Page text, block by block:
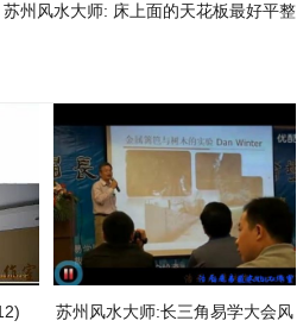
苏州风水大师: 床上面的天花板最好平整
苏州风水大师:长三角易学大会风